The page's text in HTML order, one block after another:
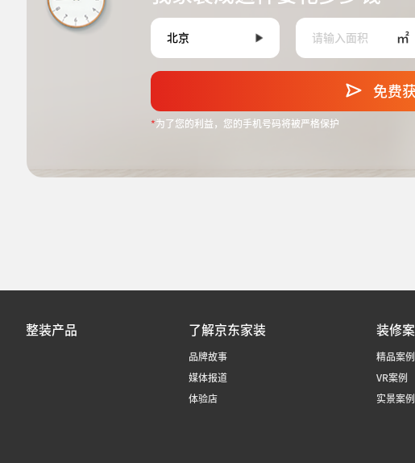
㎡
免费
*为了您的利益，您的手机号码将被严格保护
整装产品 了解京东家装
品牌故事
媒体报道
体验店
装修案
精品案例
VR案例
实景案例